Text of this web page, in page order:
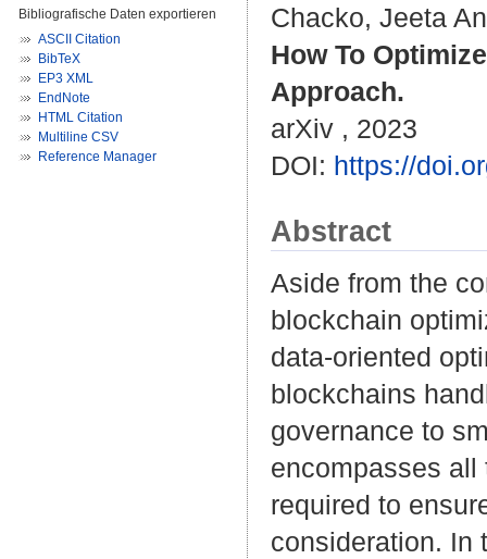
Bibliografische Daten exportieren
ASCII Citation
BibTeX
EP3 XML
EndNote
HTML Citation
Multiline CSV
Reference Manager
Chacko, Jeeta
How To
Approach.
arXiv , 2023
DOI: https://
Abstract
Aside from the
blockchain
data-oriented
blockchains
governance to
encompasses
required to
consideration. In